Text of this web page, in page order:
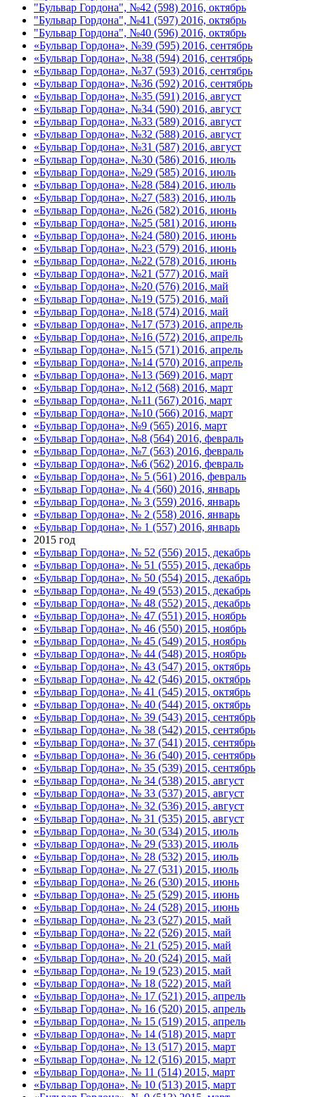
"Бульвар Гордона", №42 (598) 2016, октябрь
"Бульвар Гордона", №41 (597) 2016, октябрь
"Бульвар Гордона", №40 (596) 2016, октябрь
«Бульвар Гордона», №39 (595) 2016, сентябрь
«Бульвар Гордона», №38 (594) 2016, сентябрь
«Бульвар Гордона», №37 (593) 2016, сентябрь
«Бульвар Гордона», №36 (592) 2016, сентябрь
«Бульвар Гордона», №35 (591) 2016, август
«Бульвар Гордона», №34 (590) 2016, август
«Бульвар Гордона», №33 (589) 2016, август
«Бульвар Гордона», №32 (588) 2016, август
«Бульвар Гордона», №31 (587) 2016, август
«Бульвар Гордона», №30 (586) 2016, июль
«Бульвар Гордона», №29 (585) 2016, июль
«Бульвар Гордона», №28 (584) 2016, июль
«Бульвар Гордона», №27 (583) 2016, июль
«Бульвар Гордона», №26 (582) 2016, июнь
«Бульвар Гордона», №25 (581) 2016, июнь
«Бульвар Гордона», №24 (580) 2016, июнь
«Бульвар Гордона», №23 (579) 2016, июнь
«Бульвар Гордона», №22 (578) 2016, июнь
«Бульвар Гордона», №21 (577) 2016, май
«Бульвар Гордона», №20 (576) 2016, май
«Бульвар Гордона», №19 (575) 2016, май
«Бульвар Гордона», №18 (574) 2016, май
«Бульвар Гордона», №17 (573) 2016, апрель
«Бульвар Гордона», №16 (572) 2016, апрель
«Бульвар Гордона», №15 (571) 2016, апрель
«Бульвар Гордона», №14 (570) 2016, апрель
«Бульвар Гордона», №13 (569) 2016, март
«Бульвар Гордона», №12 (568) 2016, март
«Бульвар Гордона», №11 (567) 2016, март
«Бульвар Гордона», №10 (566) 2016, март
«Бульвар Гордона», №9 (565) 2016, март
«Бульвар Гордона», №8 (564) 2016, февраль
«Бульвар Гордона», №7 (563) 2016, февраль
«Бульвар Гордона», №6 (562) 2016, февраль
«Бульвар Гордона», № 5 (561) 2016, февраль
«Бульвар Гордона», № 4 (560) 2016, январь
«Бульвар Гордона», № 3 (559) 2016, январь
«Бульвар Гордона», № 2 (558) 2016, январь
«Бульвар Гордона», № 1 (557) 2016, январь
2015 год
«Бульвар Гордона», № 52 (556) 2015, декабрь
«Бульвар Гордона», № 51 (555) 2015, декабрь
«Бульвар Гордона», № 50 (554) 2015, декабрь
«Бульвар Гордона», № 49 (553) 2015, декабрь
«Бульвар Гордона», № 48 (552) 2015, декабрь
«Бульвар Гордона», № 47 (551) 2015, ноябрь
«Бульвар Гордона», № 46 (550) 2015, ноябрь
«Бульвар Гордона», № 45 (549) 2015, ноябрь
«Бульвар Гордона», № 44 (548) 2015, ноябрь
«Бульвар Гордона», № 43 (547) 2015, октябрь
«Бульвар Гордона», № 42 (546) 2015, октябрь
«Бульвар Гордона», № 41 (545) 2015, октябрь
«Бульвар Гордона», № 40 (544) 2015, октябрь
«Бульвар Гордона», № 39 (543) 2015, сентябрь
«Бульвар Гордона», № 38 (542) 2015, сентябрь
«Бульвар Гордона», № 37 (541) 2015, сентябрь
«Бульвар Гордона», № 36 (540) 2015, сентябрь
«Бульвар Гордона», № 35 (539) 2015, сентябрь
«Бульвар Гордона», № 34 (538) 2015, август
«Бульвар Гордона», № 33 (537) 2015, август
«Бульвар Гордона», № 32 (536) 2015, август
«Бульвар Гордона», № 31 (535) 2015, август
«Бульвар Гордона», № 30 (534) 2015, июль
«Бульвар Гордона», № 29 (533) 2015, июль
«Бульвар Гордона», № 28 (532) 2015, июль
«Бульвар Гордона», № 27 (531) 2015, июль
«Бульвар Гордона», № 26 (530) 2015, июнь
«Бульвар Гордона», № 25 (529) 2015, июнь
«Бульвар Гордона», № 24 (528) 2015, июнь
«Бульвар Гордона», № 23 (527) 2015, май
«Бульвар Гордона», № 22 (526) 2015, май
«Бульвар Гордона», № 21 (525) 2015, май
«Бульвар Гордона», № 20 (524) 2015, май
«Бульвар Гордона», № 19 (523) 2015, май
«Бульвар Гордона», № 18 (522) 2015, май
«Бульвар Гордона», № 17 (521) 2015, апрель
«Бульвар Гордона», № 16 (520) 2015, апрель
«Бульвар Гордона», № 15 (519) 2015, апрель
«Бульвар Гордона», № 14 (518) 2015, март
«Бульвар Гордона», № 13 (517) 2015, март
«Бульвар Гордона», № 12 (516) 2015, март
«Бульвар Гордона», № 11 (514) 2015, март
«Бульвар Гордона», № 10 (513) 2015, март